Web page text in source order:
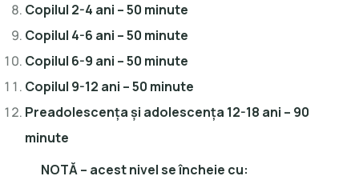
Copilul 2-4 ani – 50 minute
Copilul 4-6 ani – 50 minute
Copilul 6-9 ani – 50 minute
Copilul 9-12 ani – 50 minute
Preadolescența și adolescența 12-18 ani – 90
minute
NOTĂ – acest nivel se încheie cu: